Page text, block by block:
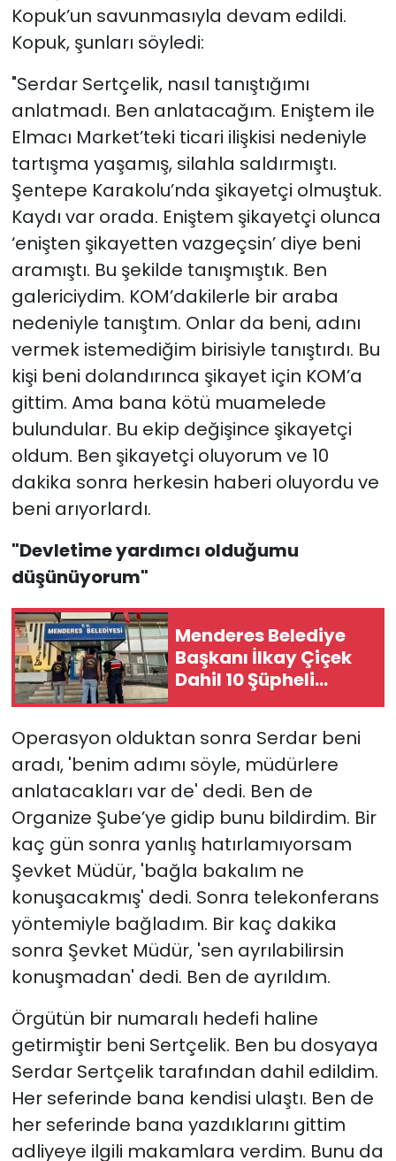
Kopuk’un savunmasıyla devam edildi.
Kopuk, şunları söyledi:
"Serdar Sertçelik, nasıl tanıştığımı
anlatmadı. Ben anlatacağım. Eniştem ile
Elmacı Market’teki ticari ilişkisi nedeniyle
tartışma yaşamış, silahla saldırmıştı.
Şentepe Karakolu’nda şikayetçi olmuştuk.
Kaydı var orada. Eniştem şikayetçi olunca
‘enişten şikayetten vazgeçsin’ diye beni
aramıştı. Bu şekilde tanışmıştık. Ben
galericiydim. KOM’dakilerle bir araba
nedeniyle tanıştım. Onlar da beni, adını
vermek istemediğim birisiyle tanıştırdı. Bu
kişi beni dolandırınca şikayet için KOM’a
gittim. Ama bana kötü muamelede
bulundular. Bu ekip değişince şikayetçi
oldum. Ben şikayetçi oluyorum ve 10
dakika sonra herkesin haberi oluyordu ve
beni arıyorlardı.
"Devletime yardımcı olduğumu
düşünüyorum"
Menderes Belediye
Başkanı İlkay Çiçek
Dahil 10 Şüpheli
Tutuklandı
Operasyon olduktan sonra Serdar beni
aradı, 'benim adımı söyle, müdürlere
anlatacakları var de' dedi. Ben de
Organize Şube’ye gidip bunu bildirdim. Bir
kaç gün sonra yanlış hatırlamıyorsam
Şevket Müdür, 'bağla bakalım ne
konuşacakmış' dedi. Sonra telekonferans
yöntemiyle bağladım. Bir kaç dakika
sonra Şevket Müdür, 'sen ayrılabilirsin
konuşmadan' dedi. Ben de ayrıldım.
Örgütün bir numaralı hedefi haline
getirmiştir beni Sertçelik. Ben bu dosyaya
Serdar Sertçelik tarafından dahil edildim.
Her seferinde bana kendisi ulaştı. Ben de
her seferinde bana yazdıklarını gittim
adliyeye ilgili makamlara verdim. Bunu da